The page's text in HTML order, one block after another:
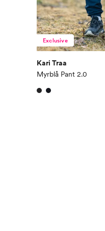
Exclusive
Kari Traa
Myrblå Pant 2.0